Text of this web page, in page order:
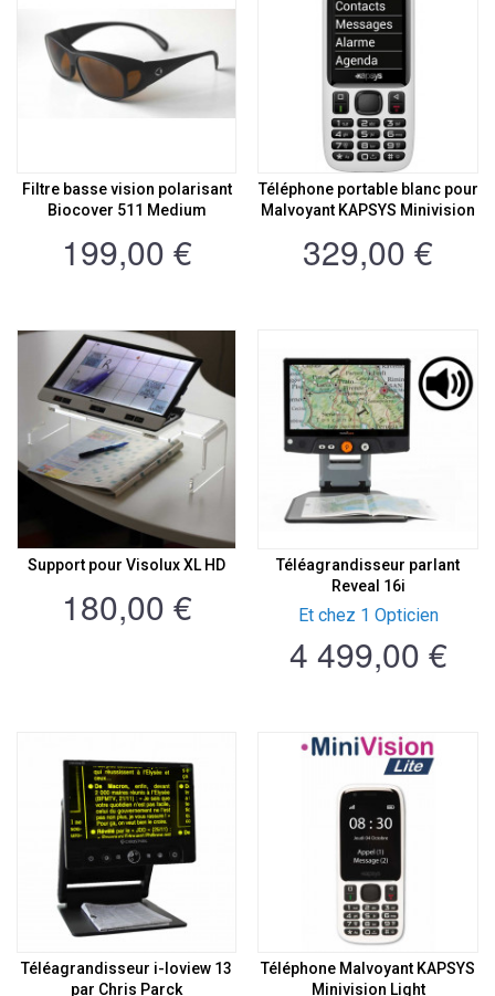
Filtre basse vision polarisant
Biocover 511 Medium
199,00 €
Téléphone portable blanc pour
Malvoyant KAPSYS Minivision
329,00 €
Support pour Visolux XL HD
180,00 €
Téléagrandisseur parlant
Reveal 16i
Et chez 1 Opticien
4 499,00 €
Téléagrandisseur i-loview 13
par Chris Parck
Téléphone Malvoyant KAPSYS
Minivision Light